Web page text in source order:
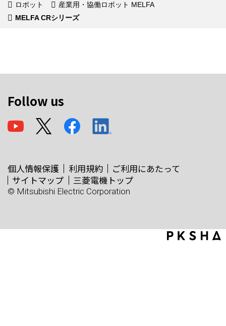
ロボット
産業用・協働ロボット MELFA
MELFA CRシリーズ
Follow us
個人情報保護 利用規約
ご利用にあたって
サイトマップ
三菱電機トップ
© Mitsubishi Electric Corporation